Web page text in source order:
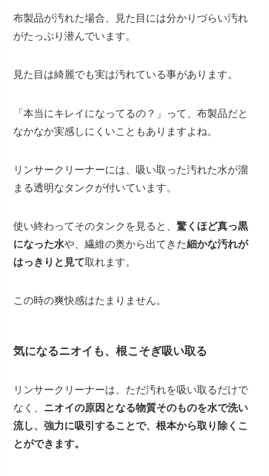
布製品が汚れた場合、見た目には分かりづらい汚れ
がたっぷり潜んでいます。
見た目は綺麗でも実は汚れている事があります。
「本当にキレイになってるの？」って、布製品だと
なかなか実感しにくいこともありますよね。
リンサークリーナーには、吸い取った汚れた水が溜
まる透明なタンクが付いています。
使い終わってそのタンクを見ると、驚くほど真っ黒
になった水や、繊維の奥から出てきた細かな汚れが
はっきりと見て取れます。
この時の爽快感はたまりません。
気になるニオイも、根こそぎ吸い取る
リンサークリーナーは、ただ汚れを吸い取るだけで
なく、 ニオイの原因となる物質そのものを水で洗い
流し、強力に吸引することで、根本から取り除くこ
とができます。